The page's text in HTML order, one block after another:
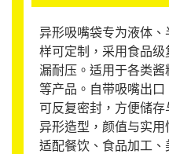
异形吸嘴袋专为液体
样可定制，采用食品
漏耐压。适用于各类
等产品。自带吸嘴出口
可反复密封，方便储
异形造型，颜值与实用
适配餐饮、食品加工